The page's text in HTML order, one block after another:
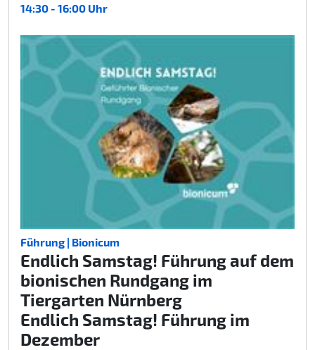
14:30 - 16:00 Uhr
Führung | Bionicum
Endlich Samstag! Führung auf dem
bionischen Rundgang im
Tiergarten Nürnberg
Endlich Samstag! Führung im
Dezember